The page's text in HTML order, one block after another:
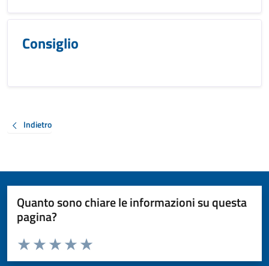
Consiglio
Indietro
Quanto sono chiare le informazioni su questa
pagina?
Valuta da 1 a 5 stelle la pagina
Valuta 5 stelle su 5
Valuta 4 stelle su 5
Valuta 3 stelle su 5
Valuta 2 stelle su 5
Valuta 1 stelle su 5